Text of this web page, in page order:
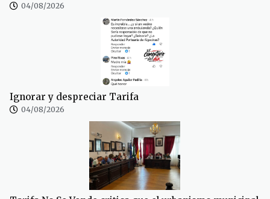
04/08/2026
Ignorar y despreciar Tarifa
04/08/2026